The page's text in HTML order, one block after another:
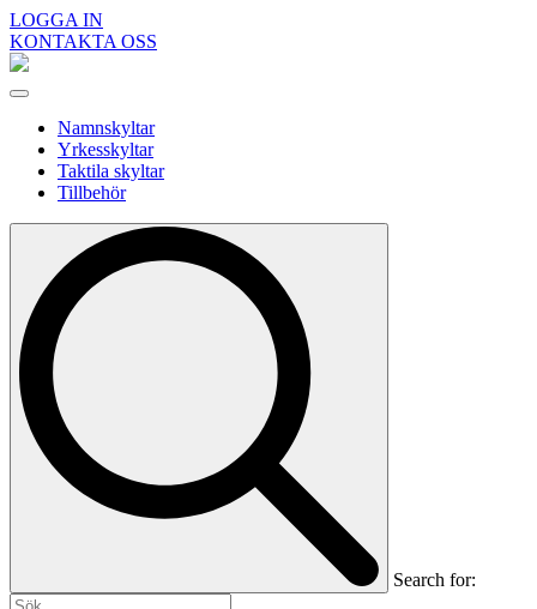
LOGGA IN
KONTAKTA OSS
Namnskyltar
Yrkesskyltar
Taktila skyltar
Tillbehör
Search for: